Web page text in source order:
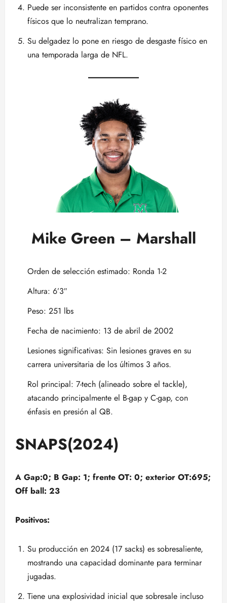
Puede ser inconsistente en partidos contra oponentes
físicos que lo neutralizan temprano.
Su delgadez lo pone en riesgo de desgaste físico en
una temporada larga de NFL.
Mike Green – Marshall
Orden de selección estimado: Ronda 1-2
Altura: 6’3″
Peso: 251 lbs
Fecha de nacimiento: 13 de abril de 2002
Lesiones significativas: Sin lesiones graves en su
carrera universitaria de los últimos 3 años.
Rol principal: 7-tech (alineado sobre el tackle),
atacando principalmente el B-gap y C-gap, con
énfasis en presión al QB.
SNAPS(2024)
A Gap:0; B Gap: 1; frente OT: 0; exterior OT:695;
Off ball: 23
Positivos:
Su producción en 2024 (17 sacks) es sobresaliente,
mostrando una capacidad dominante para terminar
jugadas.
Tiene una explosividad inicial que sobresale incluso